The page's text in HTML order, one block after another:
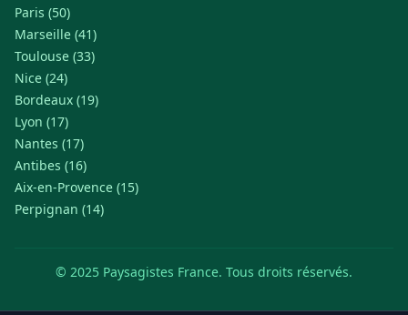
Paris (50)
Marseille (41)
Toulouse (33)
Nice (24)
Bordeaux (19)
Lyon (17)
Nantes (17)
Antibes (16)
Aix-en-Provence (15)
Perpignan (14)
© 2025 Paysagistes France. Tous droits réservés.